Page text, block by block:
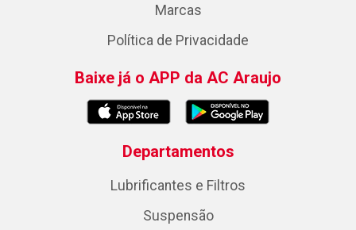
Marcas
Política de Privacidade
Baixe já o APP da AC Araujo
Departamentos
Lubrificantes e Filtros
Suspensão